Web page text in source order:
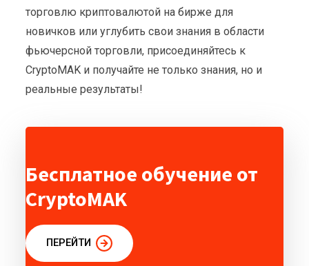
торговлю криптовалютой на бирже для
новичков или углубить свои знания в области
фьючерсной торговли, присоединяйтесь к
CryptoMAK и получайте не только знания, но и
реальные результаты!
Бесплатное обучение от
CryptoMAK
ПЕРЕЙТИ